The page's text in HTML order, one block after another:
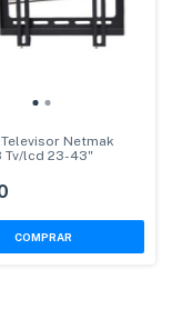
Netmak
Tv/lcd 23-43"